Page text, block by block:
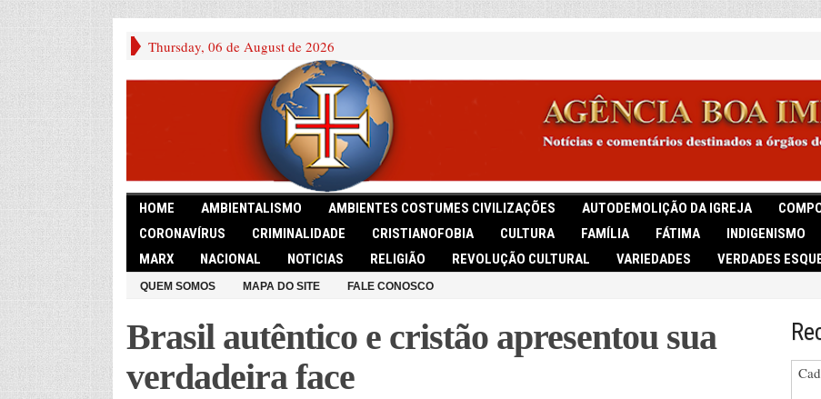
Thursday, 06 de August de 2026
HOME AMBIENTALISMO AMBIENTES COSTUMES CIVILIZAÇÕES AUTODEMOLIÇÃO DA IGREJA
CORONAVÍRUS
CRIMINALIDADE CRISTIANOFOBIA CULTURA FAMÍLIA FÁTIMA INDIGENISMO
MARX
NACIONAL NOTICIAS RELIGIÃO REVOLUÇÃO CULTURAL VARIEDADES VERDADES
QUEM SOMOS MAPA DO SITE FALE CONOSCO
Brasil autêntico e cristão apresentou sua
verdadeira face